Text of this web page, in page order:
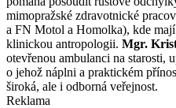
mimopražské zdravotnické
a FN Motol a Homolka), kde
klinickou antropologii. Mgr.
otevřenou ambulanci na starosti,
o jehož náplni a praktickém
široká, ale i odborná veřejnost.
Reklama